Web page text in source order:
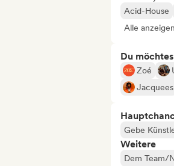
Acid-House
Alle
Du
Zoé
Jacquees
Gebe
Weitere
Dem Team/